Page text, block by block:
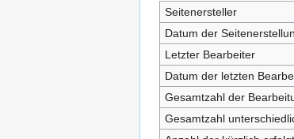
Seitenersteller
Datum der
Letzter Bearbeiter
Datum der letzten
Gesamtzahl der
Gesamtzahl